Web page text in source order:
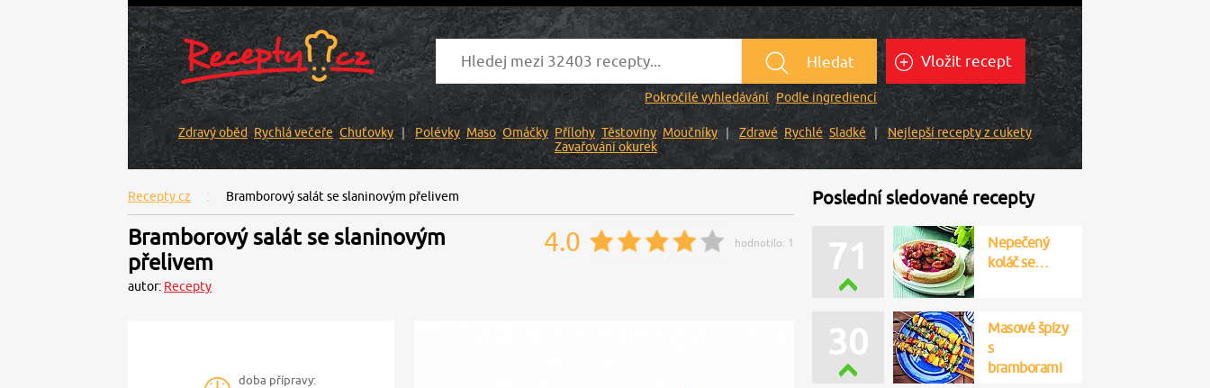
Hledat
Pokročilé vyhledávání Podle ingrediencí
Vložit recept
Zdravý oběd Rychlá večeře Chuťovky Polévky Maso Omáčky Přílohy Těstoviny Moučníky Zdravé Rychlé Sladké
Nejlepší recepty z cukety
Zavařování okurek
Recepty.cz Bramborový salát se slaninovým přelivem
Bramborový salát se slaninovým
přelivem
autor: Recepty
4.0 hodnotilo: 1
doba přípravy:
Poslední sledované recepty
71
Nepečený
koláč se…
30
Masové špízy
s
bramborami